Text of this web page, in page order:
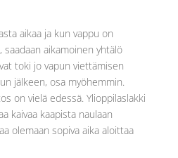
aikaa ja kun vappu on
saadaan aikamoinen yhtälö
toki jo vapun viettämisen
jälkeen, osa myöhemmin.
on vielä edessä. Ylioppilaslakki
kaivaa kaapista naulaan
olemaan sopiva aika aloittaa